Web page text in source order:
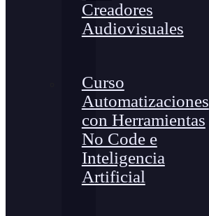
Creadores
Audiovisuales
Curso
Automatizaciones
con Herramientas
No Code e
Inteligencia
Artificial